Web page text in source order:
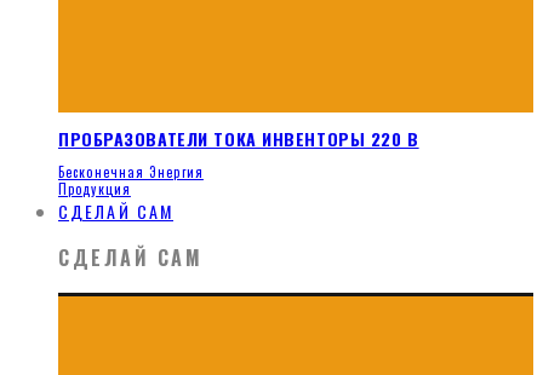
ПРОБРАЗОВАТЕЛИ ТОКА ИНВЕНТОРЫ 220 В
Бесконечная Энергия
Продукция
СДЕЛАЙ САМ
СДЕЛАЙ САМ